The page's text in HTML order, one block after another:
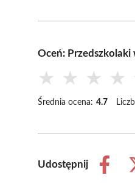
Oceń: Przedszkolaki
★ ★ ★ ★
Średnia ocena: 4.7
Udostępnij
Share